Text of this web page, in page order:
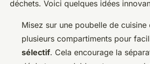
déchets. Voici quelques idées
Misez sur une poubelle de cuisine
plusieurs compartiments pour
sélectif. Cela encourage la